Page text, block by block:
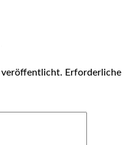
veröffentlicht. Erforderliche